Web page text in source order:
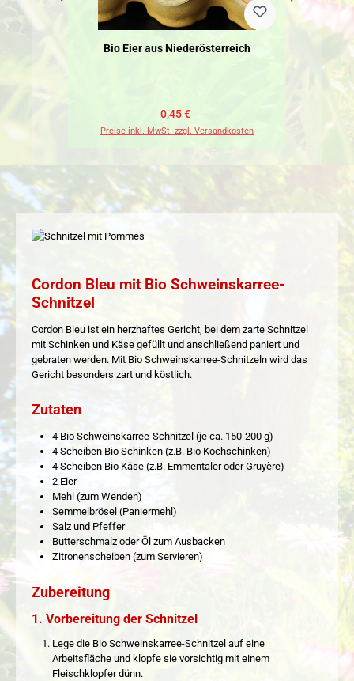
Bio Eier aus Niederösterreich
Verkaufspreis:
0,45 €
Preise inkl. MwSt. zzgl. Versandkosten
Cordon Bleu mit Bio Schweinskarree-
Schnitzel
Cordon Bleu ist ein herzhaftes Gericht, bei dem zarte Schnitzel
mit Schinken und Käse gefüllt und anschließend paniert und
gebraten werden. Mit Bio Schweinskarree-Schnitzeln wird das
Gericht besonders zart und köstlich.
Zutaten
4 Bio Schweinskarree-Schnitzel (je ca. 150-200 g)
4 Scheiben Bio Schinken (z.B. Bio Kochschinken)
4 Scheiben Bio Käse (z.B. Emmentaler oder Gruyère)
2 Eier
Mehl (zum Wenden)
Semmelbrösel (Paniermehl)
Salz und Pfeffer
Butterschmalz oder Öl zum Ausbacken
Zitronenscheiben (zum Servieren)
Zubereitung
1. Vorbereitung der Schnitzel
Lege die Bio Schweinskarree-Schnitzel auf eine
Arbeitsfläche und klopfe sie vorsichtig mit einem
Fleischklopfer dünn.